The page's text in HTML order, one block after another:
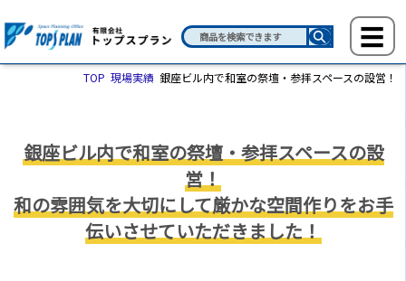
TOP 現場実績 銀座ビル内で和室の祭壇・参拝スペースの設営！
銀座ビル内で和室の祭壇・参拝スペースの設
営！
和の雰囲気を大切にして厳かな空間作りをお手
伝いさせていただきました！